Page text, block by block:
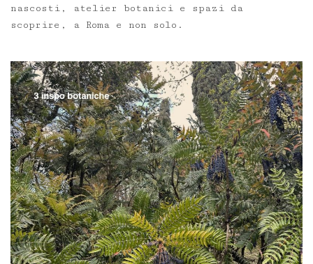
nascosti, atelier botanici e spazi da
scoprire, a Roma e non solo.